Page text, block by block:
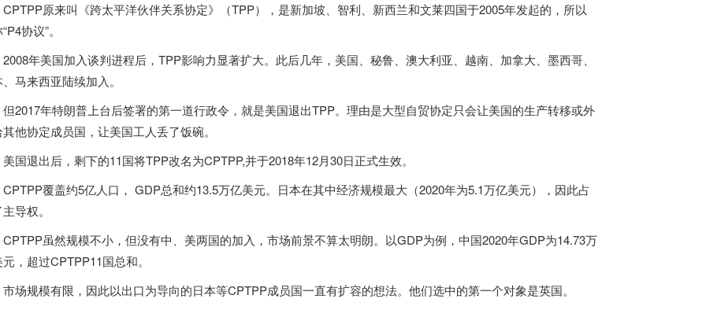
CPTPP原来叫《跨太平洋伙伴关系协定》
（TPP） ，是新加坡、智利、新西兰和文莱四国于2005年发起的，所以
协议”。
2008年美国加入谈判进程后，TPP影响力显著扩大。此后几年，美国、秘鲁、澳大利亚、越南、加拿大、墨西哥、
、马来西亚陆续加入。
但2017年特朗普上台后签署的第一道行政令，就是美国退出TPP。理由是大型自贸协定只会让美国的生产转移或外
他协定成员国，让美国工人丢了饭碗。
美国退出后，剩下的11国将TPP改名为CPTPP,并于2018年12月30日正式生效。
CPTPP覆盖约5亿人口， GDP总和约13.5万亿美元。日本在其中经济规模最大 （2020年为5.1万亿美元）
，因此占
导权。
CPTPP虽然规模不小，但没有中、美两国的加入，市场前景不算太明朗。以GDP为例，中国2020年GDP为14.73万
，超过CPTPP11国总和。
市场规模有限，因此以出口为导向的日本等CPTPP成员国一直有扩容的想法。他们选中的第一个对象是英国。